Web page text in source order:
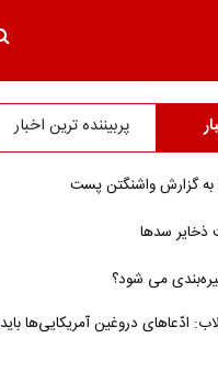
پربیننده ترین اخبار
گزارش واشنگتن پست
سدها
می شود؟
ادّعاهای دروغین آمریکایی‌ها باید